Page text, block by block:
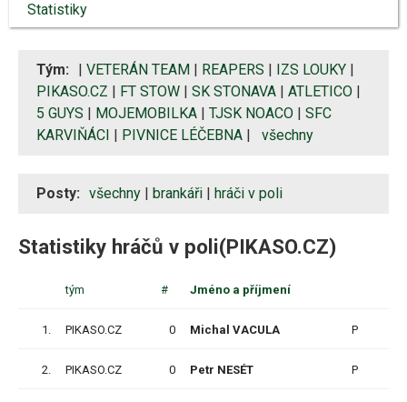
Statistiky
Tým: VETERÁN TEAM REAPERS IZS LOUKY
PIKASO.CZ
FT STOW SK STONAVA ATLETICO
5 GUYS
MOJEMOBILKA TJSK NOACO
SFC
KARVIŇÁCI
PIVNICE LÉČEBNA všechny
Posty: všechny brankáři hráči v poli
Statistiky hráčů v poli(PIKASO.CZ)
tým # Jméno a příjmení
1. PIKASO.CZ 0 Michal VACULA P
2. PIKASO.CZ 0 Petr NESÉT P